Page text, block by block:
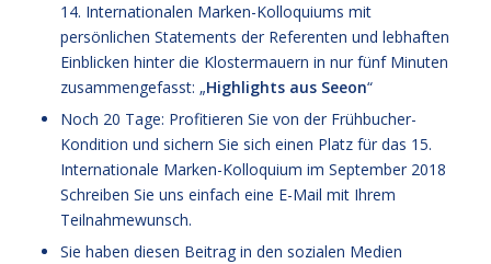
14. Internationalen Marken-Kolloquiums mit
persönlichen Statements der Referenten und lebhaften
Einblicken hinter die Klostermauern in nur fünf Minuten
zusammengefasst: „Highlights aus Seeon“
Noch 20 Tage: Profitieren Sie von der Frühbucher-
Kondition und sichern Sie sich einen Platz für das 15.
Internationale Marken-Kolloquium im September 2018
Schreiben Sie uns einfach eine E-Mail mit Ihrem
Teilnahmewunsch.
Sie haben diesen Beitrag in den sozialen Medien